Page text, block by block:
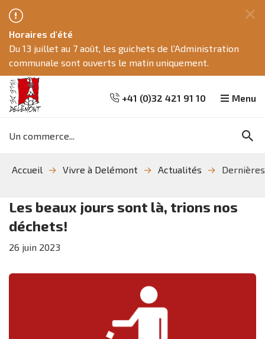
recherche
navigation
Horaires d'été
Du 13 juillet au 7 août, les guichets de l'Administration
communale sont ouverts le matin uniquement.
+41 (0)32 421 91 10
clés
Menu
Accueil Vivre à Delémont Actualités
Les beaux jours sont là, trions nos
déchets!
26 juin 2023